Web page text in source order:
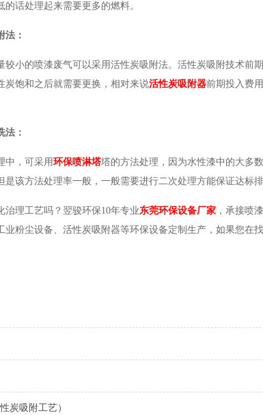
话处理起来需要更多的燃料。
法：
较小的喷漆废气可以采用活性炭吸附法。活性炭吸附技术前
炭饱和之后就需要更换，相对来说活性炭吸附器前期投入费
法：
中，可采用环保喷淋塔塔的方法处理，因为水性漆中的大多
该方法处理率一般，一般需要进行二次处理方能保证达标排
治理工艺吗？翌骏环保10年专业东莞环保设备厂家 ，承接喷
业粉尘设备、活性炭吸附器等环保设备定制生产，如果您在
炭吸附工艺）